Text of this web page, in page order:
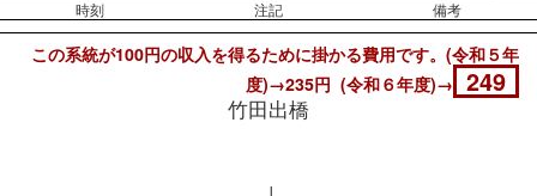
時刻 注記 備考
この系統が100円の収入を得るために掛かる費用です。(令和５年
度)→235円 (令和６年度)→ 249
竹田出橋
↓